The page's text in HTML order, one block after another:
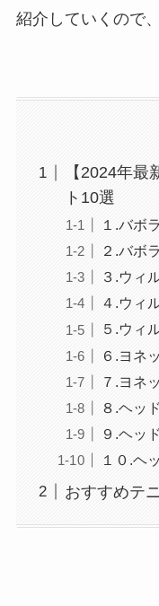
紹介していくので
【2024年
ト10選
１.バボ
２.バボ
３.ウィ
４.ウィ
５.ウィ
６.ヨネ
７.ヨネ
８.ヘッ
９.ヘッ
１０.ヘ
おすすめテ